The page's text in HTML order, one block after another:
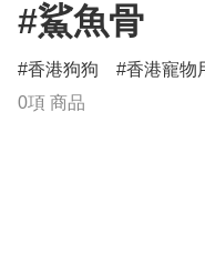
#鯊魚骨
香港狗狗 香港寵物
0項 商品